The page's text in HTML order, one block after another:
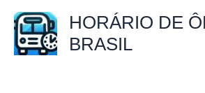
para
HORÁRIO DE
BRASIL